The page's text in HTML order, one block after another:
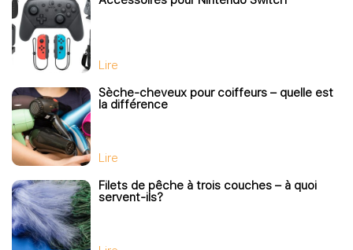
Lire
Sèche-cheveux pour coiffeurs – quelle est
la différence
Lire
Filets de pêche à trois couches – à quoi
servent-ils?